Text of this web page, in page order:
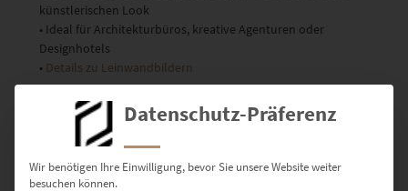
künstlerischen Look
• Ideal für Architekturbüros, kreative Agenturen oder
Designhotels
• Details zu Leinwandbildern
Poster
• Seidenmatter Kunstdruck – flexibel, modern und hochwertig
• Perfekt für Technikliebhaber und moderne Wohnräume
• Details zu Postern
Datenschutz-Präferenz
Wir benötigen Ihre Einwilligung, bevor Sie unsere Website weiter
besuchen können.